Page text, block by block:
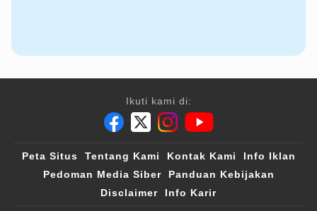
Ikuti kami di:
Peta Situs Tentang Kami Kontak Kami
Info Iklan
Pedoman Media Siber
Panduan Kebijakan
Disclaimer
Info Karir